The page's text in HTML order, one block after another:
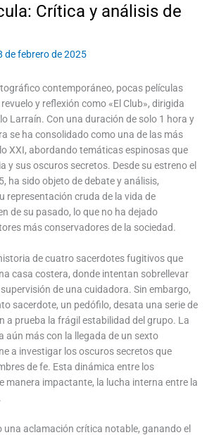
Crítica y análisis de
de febrero de 2025
contemporáneo, pocas películas
y reflexión como «El Club», dirigida
Larraín. Con una duración de solo 1 hora y
se ha consolidado como una de las más
XXI, abordando temáticas espinosas que
y sus oscuros secretos. Desde su estreno el
ha sido objeto de debate y análisis,
representación cruda de la vida de
de su pasado, lo que no ha dejado
más conservadores de la sociedad.
de cuatro sacerdotes fugitivos que
casa costera, donde intentan sobrellevar
de una cuidadora. Sin embargo,
sacerdote, un pedófilo, desata una serie de
a prueba la frágil estabilidad del grupo. La
aún más con la llegada de un sexto
a investigar los oscuros secretos que
de fe. Esta dinámica entre los
manera impactante, la lucha interna entre la
una aclamación crítica notable, ganando el